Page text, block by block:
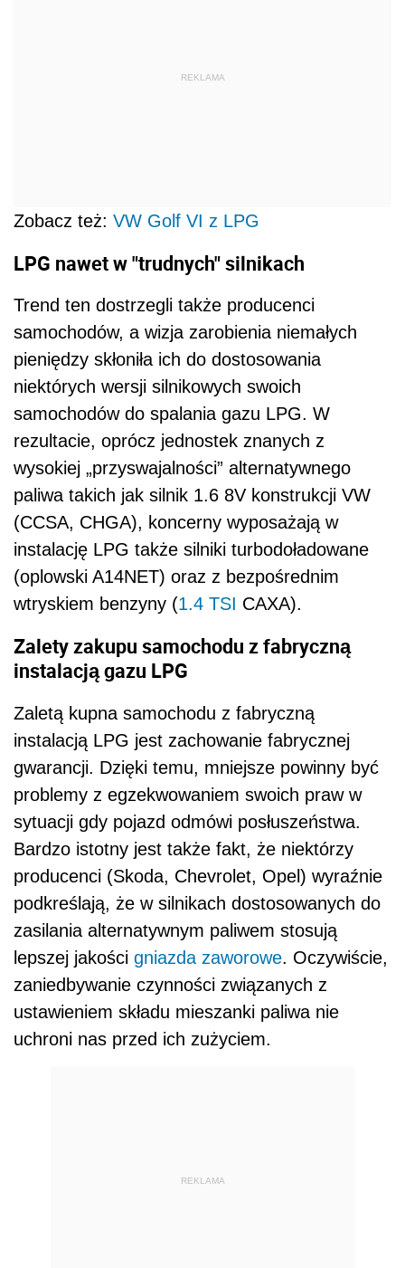
REKLAMA
Zobacz też: VW Golf VI z LPG
LPG nawet w "trudnych" silnikach
Trend ten dostrzegli także producenci
samochodów, a wizja zarobienia niemałych
pieniędzy skłoniła ich do dostosowania
niektórych wersji silnikowych swoich
samochodów do spalania gazu LPG. W
rezultacie, oprócz jednostek znanych z
wysokiej „przyswajalności” alternatywnego
paliwa takich jak silnik 1.6 8V konstrukcji VW
(CCSA, CHGA), koncerny wyposażają w
instalację LPG także silniki turbodoładowane
(oplowski A14NET) oraz z bezpośrednim
wtryskiem benzyny (1.4 TSI CAXA).
Zalety zakupu samochodu z fabryczną
instalacją gazu LPG
Zaletą kupna samochodu z fabryczną
instalacją LPG jest zachowanie fabrycznej
gwarancji. Dzięki temu, mniejsze powinny być
problemy z egzekwowaniem swoich praw w
sytuacji gdy pojazd odmówi posłuszeństwa.
Bardzo istotny jest także fakt, że niektórzy
producenci (Skoda, Chevrolet, Opel) wyraźnie
podkreślają, że w silnikach dostosowanych do
zasilania alternatywnym paliwem stosują
lepszej jakości gniazda zaworowe. Oczywiście,
zaniedbywanie czynności związanych z
ustawieniem składu mieszanki paliwa nie
uchroni nas przed ich zużyciem.
REKLAMA